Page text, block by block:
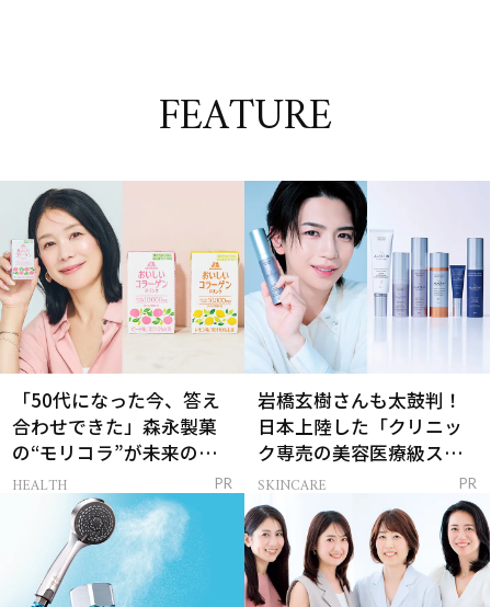
FEATURE
「50代になった今、答え
合わせできた」森永製菓
の“モリコラ”が未来のキ
レイを連れてくる！
HEALTH PR
岩橋玄樹さんも太鼓判！
日本上陸した「クリニッ
ク専売の美容医療級スキ
ンケア」
SKINCARE PR